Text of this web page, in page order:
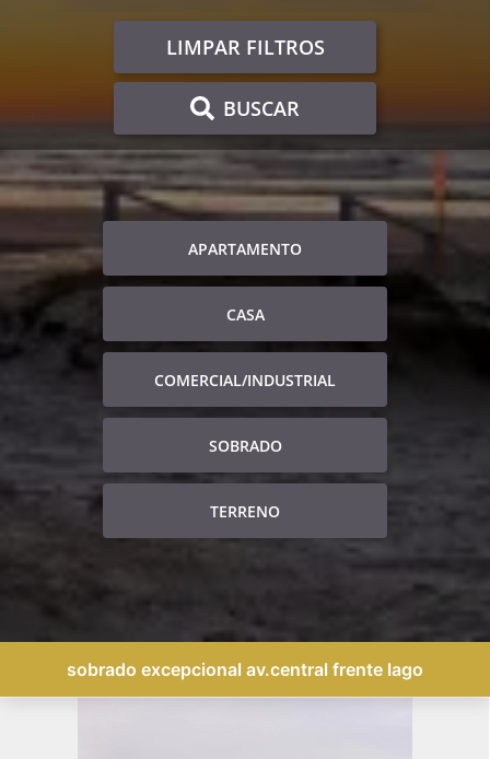
LIMPAR FILTROS
BUSCAR
APARTAMENTO
CASA
COMERCIAL/INDUSTRIAL
SOBRADO
TERRENO
sobrado excepcional av.central frente lago